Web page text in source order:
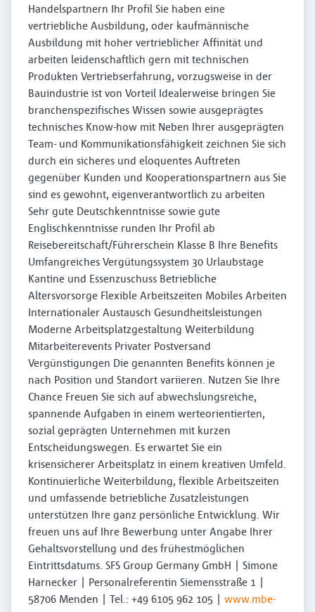
Handelspartnern Ihr Profil Sie haben eine
vertriebliche Ausbildung, oder kaufmännische
Ausbildung mit hoher vertrieblicher Affinität und
arbeiten leidenschaftlich gern mit technischen
Produkten Vertriebserfahrung, vorzugsweise in der
Bauindustrie ist von Vorteil Idealerweise bringen Sie
branchenspezifisches Wissen sowie ausgeprägtes
technisches Know-how mit Neben Ihrer ausgeprägten
Team- und Kommunikationsfähigkeit zeichnen Sie sich
durch ein sicheres und eloquentes Auftreten
gegenüber Kunden und Kooperationspartnern aus Sie
sind es gewohnt, eigenverantwortlich zu arbeiten
Sehr gute Deutschkenntnisse sowie gute
Englischkenntnisse runden Ihr Profil ab
Reisebereitschaft/Führerschein Klasse B Ihre Benefits
Umfangreiches Vergütungssystem 30 Urlaubstage
Kantine und Essenzuschuss Betriebliche
Altersvorsorge Flexible Arbeitszeiten Mobiles Arbeiten
Internationaler Austausch Gesundheitsleistungen
Moderne Arbeitsplatzgestaltung Weiterbildung
Mitarbeiterevents Privater Postversand
Vergünstigungen Die genannten Benefits können je
nach Position und Standort variieren. Nutzen Sie Ihre
Chance Freuen Sie sich auf abwechslungsreiche,
spannende Aufgaben in einem werteorientierten,
sozial geprägten Unternehmen mit kurzen
Entscheidungswegen. Es erwartet Sie ein
krisensicherer Arbeitsplatz in einem kreativen Umfeld.
Kontinuierliche Weiterbildung, flexible Arbeitszeiten
und umfassende betriebliche Zusatzleistungen
unterstützen Ihre ganz persönliche Entwicklung. Wir
freuen uns auf Ihre Bewerbung unter Angabe Ihrer
Gehaltsvorstellung und des frühestmöglichen
Eintrittsdatums. SFS Group Germany GmbH | Simone
Harnecker | Personalreferentin Siemensstraße 1 |
58706 Menden | Tel.: +49 6105 962 105 | www.mbe-